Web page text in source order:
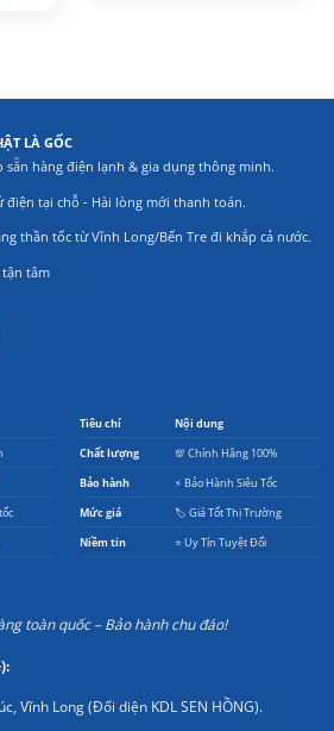
LÀ GỐC
sẵn hàng điện lạnh & gia dụng thông minh.
tại chỗ - Hài lòng mới thanh toán.
thần tốc từ Vĩnh Long/Bến Tre đi khắp cả nước.
tâm
Tiêu chí Nội dung
Chất lượng 💯 Chính Hãng 100%
Bảo hành ⚡ Bảo Hành Siêu Tốc
Mức giá 🏷️ Giá Tốt Thị Trường
Niềm tin ⭐ Uy Tín Tuyệt Đối
toàn quốc – Bảo hành chu đáo!
Vĩnh Long (Đối diện KDL SEN HỒNG).